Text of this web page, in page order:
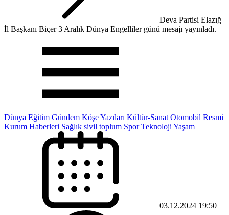
Deva Partisi Elazığ
İl Başkanı Biçer 3 Aralık Dünya Engelliler günü mesajı yayınladı.
Dünya Eğitim Gündem Köşe Yazıları Kültür-Sanat Otomobil Resmi
Kurum Haberleri Sağlık sivil toplum Spor Teknoloji Yaşam
03.12.2024 19:50